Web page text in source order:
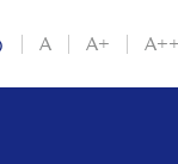
A A+ A++